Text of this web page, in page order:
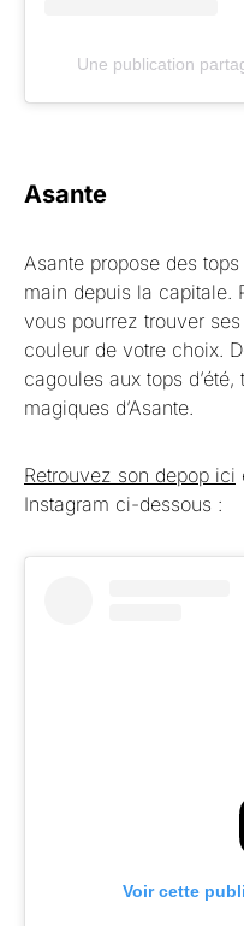
Une publication
Asante
Asante propose des
main depuis la capitale.
vous pourrez trouver
couleur de votre choix.
cagoules aux tops
magiques d’Asante.
Retrouvez son depop ici
Instagram ci-dessous :
Voir cette